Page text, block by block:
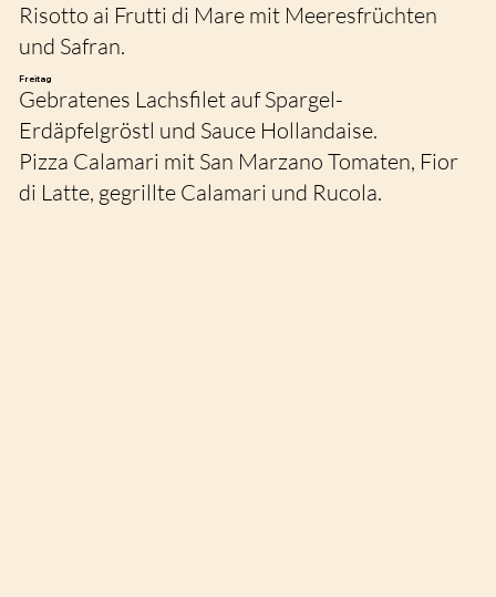
Risotto ai Frutti di Mare mit Meeresfrüchten
und Safran.
Freitag
Gebratenes Lachsfilet auf Spargel-
Erdäpfelgröstl und Sauce Hollandaise.
Pizza Calamari mit San Marzano Tomaten, Fior
di Latte, gegrillte Calamari und Rucola.